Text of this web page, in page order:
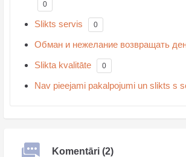
0
Slikts servis 0
Обман и нежелание возвращать
Slikta kvalitāte 0
Nav pieejami pakalpojumi un slikts s
Komentāri (2)